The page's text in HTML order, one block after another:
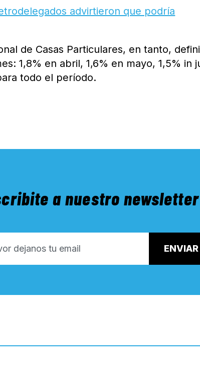
advirtieron que podría
de Casas Particulares, en tanto,
1,8% en abril, 1,6% en mayo, 1,5% in
todo el período.
a nuestro newsletter